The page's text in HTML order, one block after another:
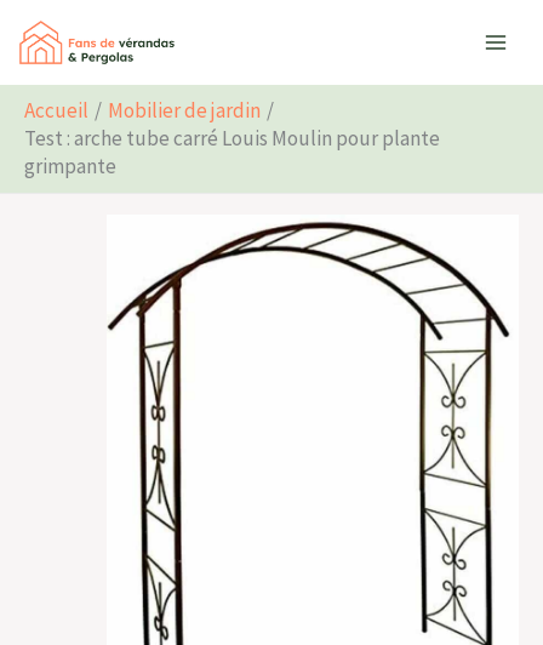
Aller
contenu
Accueil
Mobilier de jardin
Test : arche tube carré Louis Moulin pour plante
grimpante
Rechercher